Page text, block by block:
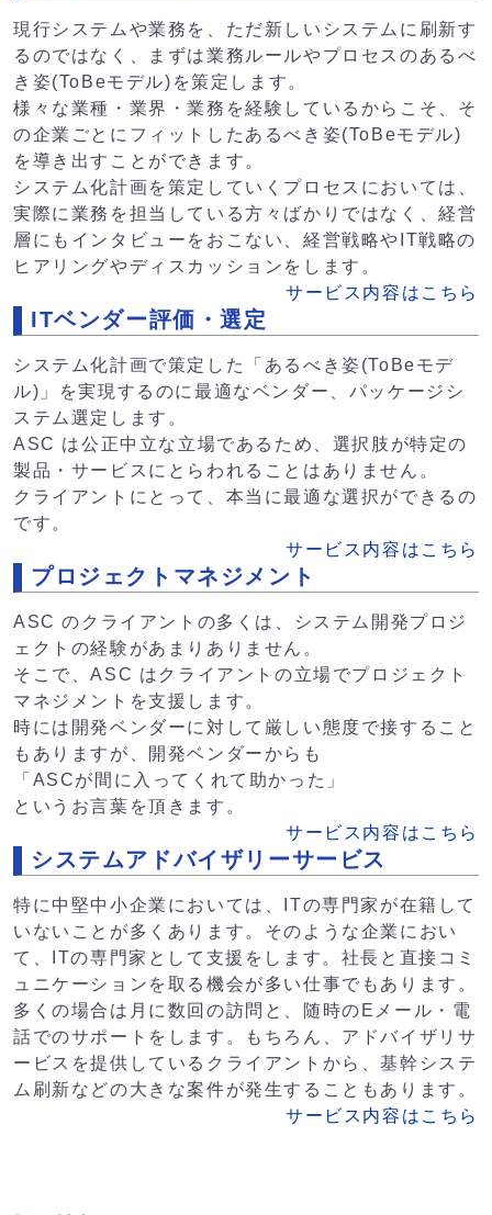
現行システムや業務を、ただ新しいシステムに刷新す
るのではなく、まずは業務ルールやプロセスのあるべ
き姿(ToBeモデル)を策定します。
様々な業種・業界・業務を経験しているからこそ、そ
の企業ごとにフィットしたあるべき姿(ToBeモデル)
を導き出すことができます。
システム化計画を策定していくプロセスにおいては、
実際に業務を担当している方々ばかりではなく、経営
層にもインタビューをおこない、経営戦略やIT戦略の
ヒアリングやディスカッションをします。
サービス内容はこちら
ITベンダー評価・選定
システム化計画で策定した「あるべき姿(ToBeモデ
ル)」を実現するのに最適なベンダー、パッケージシ
ステム選定します。
ASC は公正中立な立場であるため、選択肢が特定の
製品・サービスにとらわれることはありません。
クライアントにとって、本当に最適な選択ができるの
です。
サービス内容はこちら
プロジェクトマネジメント
ASC のクライアントの多くは、システム開発プロジ
ェクトの経験があまりありません。
そこで、ASC はクライアントの立場でプロジェクト
マネジメントを支援します。
時には開発ベンダーに対して厳しい態度で接すること
もありますが、開発ベンダーからも
「ASCが間に入ってくれて助かった」
というお言葉を頂きます。
サービス内容はこちら
システムアドバイザリーサービス
特に中堅中小企業においては、ITの専門家が在籍して
いないことが多くあります。そのような企業におい
て、ITの専門家として支援をします。社長と直接コミ
ュニケーションを取る機会が多い仕事でもあります。
多くの場合は月に数回の訪問と、随時のEメール・電
話でのサポートをします。もちろん、アドバイザリサ
ービスを提供しているクライアントから、基幹システ
ム刷新などの大きな案件が発生することもあります。
サービス内容はこちら